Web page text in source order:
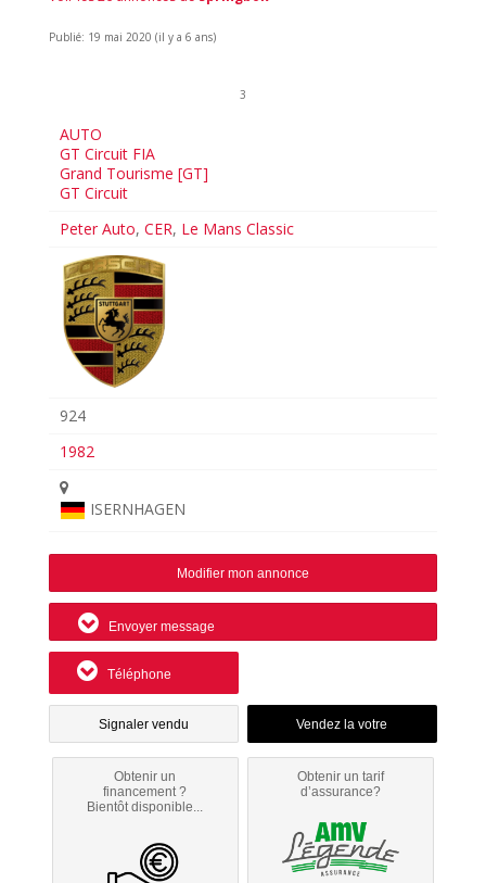
Publié: 19 mai 2020 (il y a 6 ans)
3
AUTO
GT Circuit FIA
Grand Tourisme [GT]
GT Circuit
Peter Auto,CER, Le Mans Classic
924
1982
ISERNHAGEN
Modifier mon annonce
Envoyer message
Téléphone
Signaler vendu
Obtenir un
financement ?
Bientôt disponible...
Obtenir un tarif
d’assurance?